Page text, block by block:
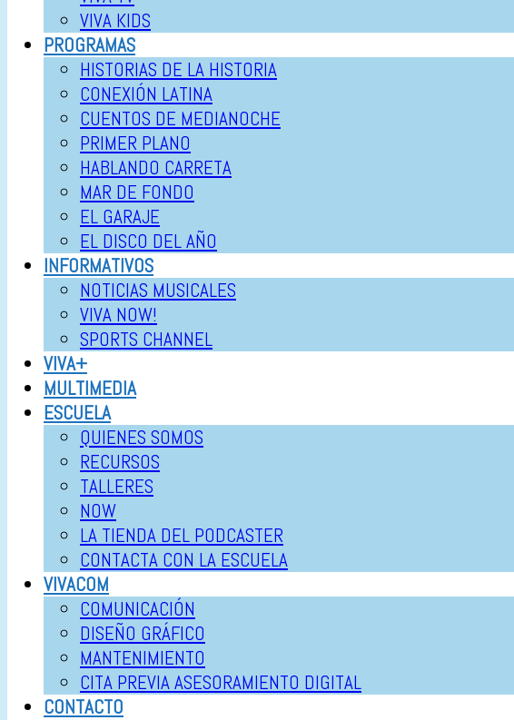
VIVA KIDS
PROGRAMAS
HISTORIAS DE LA HISTORIA
CONEXIÓN LATINA
CUENTOS DE MEDIANOCHE
PRIMER PLANO
HABLANDO CARRETA
MAR DE FONDO
EL GARAJE
EL DISCO DEL AÑO
INFORMATIVOS
NOTICIAS MUSICALES
VIVA NOW!
SPORTS CHANNEL
VIVA+
MULTIMEDIA
ESCUELA
QUIENES SOMOS
RECURSOS
TALLERES
NOW
LA TIENDA DEL PODCASTER
CONTACTA CON LA ESCUELA
VIVACOM
COMUNICACIÓN
DISEÑO GRÁFICO
MANTENIMIENTO
CITA PREVIA ASESORAMIENTO DIGITAL
CONTACTO